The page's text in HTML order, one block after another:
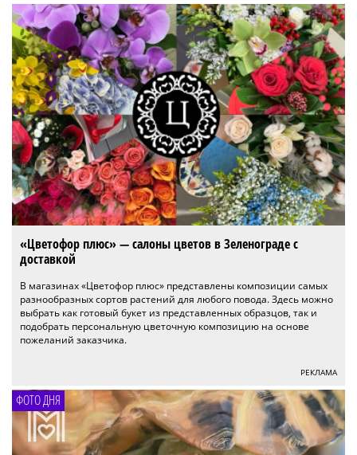
«Цветофор плюс» — салоны цветов в Зеленограде с
доставкой
В магазинах «Цветофор плюс» представлены композиции самых
разнообразных сортов растений для любого повода. Здесь можно
выбрать как готовый букет из представленных образцов, так и
подобрать персональную цветочную композицию на основе
пожеланий заказчика.
РЕКЛАМА
ФОТО ДНЯ